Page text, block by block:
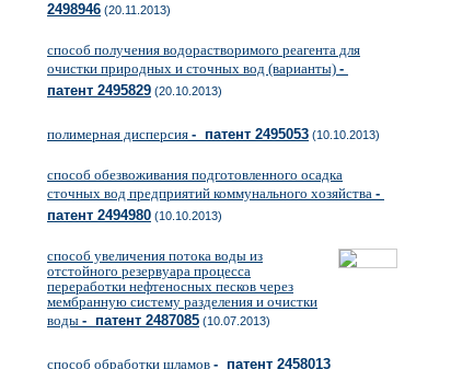
2498946 (20.11.2013)
способ получения водорастворимого реагента для
очистки природных и сточных вод (варианты) -
патент 2495829 (20.10.2013)
полимерная дисперсия - патент 2495053 (10.10.2013)
способ обезвоживания подготовленного осадка
сточных вод предприятий коммунального хозяйства -
патент 2494980 (10.10.2013)
способ увеличения потока воды из
отстойного резервуара процесса
переработки нефтеносных песков через
мембранную систему разделения и очистки
воды - патент 2487085 (10.07.2013)
способ обработки шламов - патент 2458013